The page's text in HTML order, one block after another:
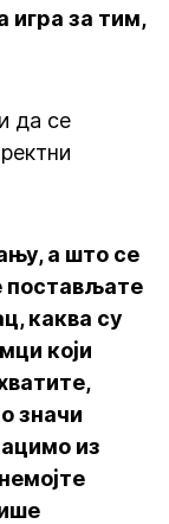
игра за тим,
да се
а што се
постављате
каква су
који
значи
из